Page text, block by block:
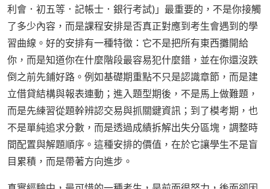
利會．初五等．記帳士．銀行考試)」最重要的，不是你接觸
了多少內容，而是課程安排是否真正對應到考生會遇到的學
習曲線。好的安排有一種特徵：它不是把所有東西攤開給
你，而是知道你在什麼階段最容易犯什麼錯，並在你還沒跌
倒之前先鋪好路。例如基礎期重點不只是認識章節，而是建
立借貸結構與報表連動；進入題型期後，不是馬上做難題，
而是先練習從題幹辨認交易與抓關鍵資訊；到了模考期，也
不是單純追求分數，而是透過成績拆解出失分區塊，調整時
間配置與解題順序。這種安排的價值，在於它讓學生不是盲
目累積，而是帶著方向進步。